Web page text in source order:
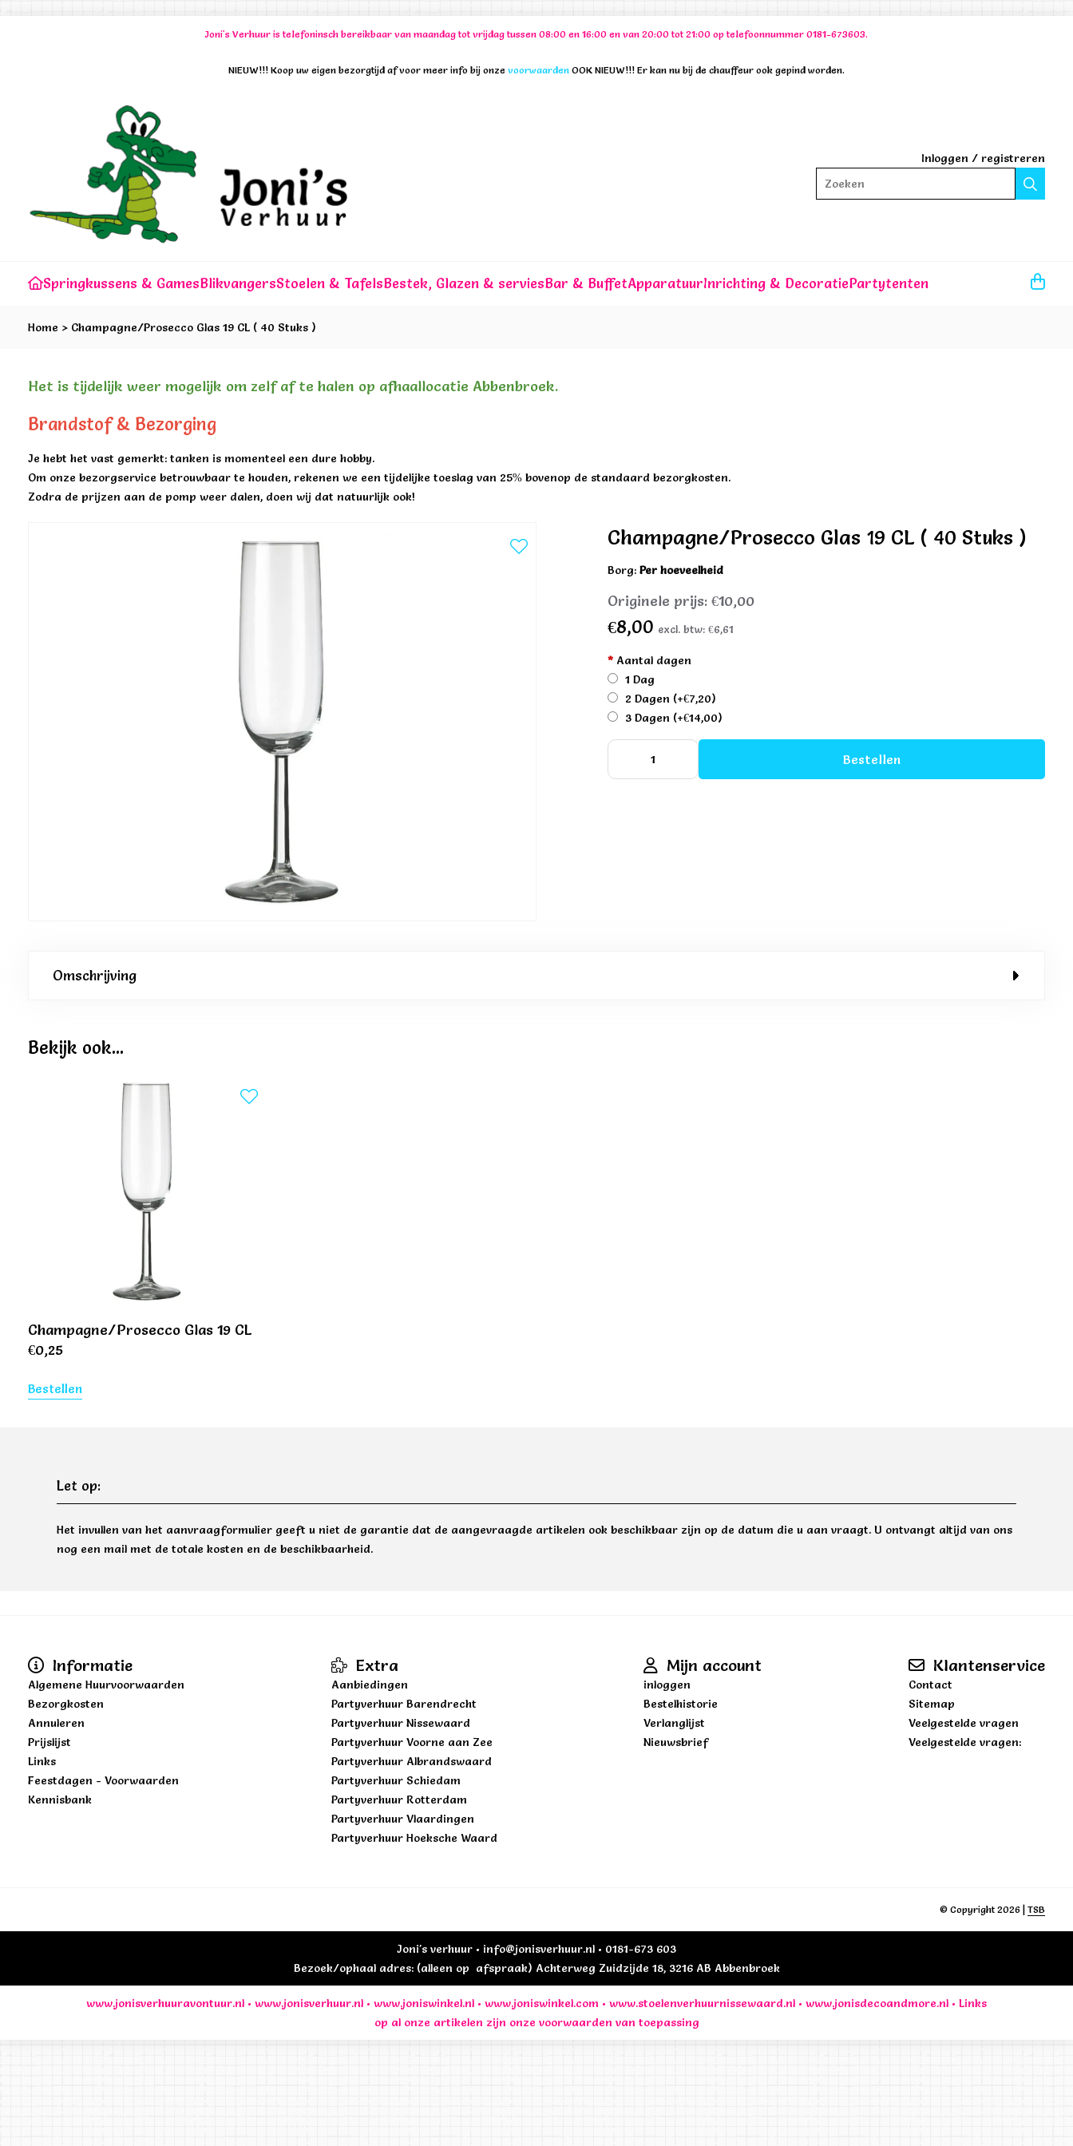
Joni's Verhuur is telefoninsch bereikbaar van maandag tot vrijdag tussen 08:00 en 16:00 en van 20:00 tot 21:00 op telefoonnummer 0181-673603.
NIEUW!!! Koop uw eigen bezorgtijd af voor meer info bij onze voorwaarden OOK NIEUW!!! Er kan nu bij de chauffeur ook gepind worden.
Inloggen / registreren
Zoeken
Springkussens & GamesBlikvangersStoelen & TafelsBestek, Glazen & serviesBar & BuffetApparatuurInrichting & DecoratiePartytenten
Home > Champagne/Prosecco Glas 19 CL ( 40 Stuks )
Het is tijdelijk weer mogelijk om zelf af te halen op afhaallocatie Abbenbroek.
Brandstof & Bezorging
Je hebt het vast gemerkt: tanken is momenteel een dure hobby.
Om onze bezorgservice betrouwbaar te houden, rekenen we een tijdelijke toeslag van 25% bovenop de standaard bezorgkosten.
Zodra de prijzen aan de pomp weer dalen, doen wij dat natuurlijk ook!
Champagne/Prosecco Glas 19 CL ( 40 Stuks )
Borg:Per hoeveelheid
Originele prijs:€10,00
€8,00 excl. btw:€6,61
* Aantal dagen
1 Dag
2 Dagen (+€7,20)
3 Dagen (+€14,00)
Bestellen
Omschrijving
Bekijk ook...
Champagne/Prosecco Glas 19 CL
€0,25
Bestellen
Let op:
Het invullen van het aanvraagformulier geeft u niet de garantie dat de aangevraagde artikelen ook beschikbaar zijn op de datum die u aan vraagt. U ontvangt altijd van ons
nog een mail met de totale kosten en de beschikbaarheid.
Informatie
Algemene Huurvoorwaarden
Bezorgkosten
Annuleren
Prijslijst
Links
Feestdagen - Voorwaarden
Kennisbank
Extra
Aanbiedingen
Partyverhuur Barendrecht
Partyverhuur Nissewaard
Partyverhuur Voorne aan Zee
Partyverhuur Albrandswaard
Partyverhuur Schiedam
Partyverhuur Rotterdam
Partyverhuur Vlaardingen
Partyverhuur Hoeksche Waard
Mijn account
inloggen
Bestelhistorie
Verlanglijst
Nieuwsbrief
Klantenservice
Contact
Sitemap
Veelgestelde vragen
Veelgestelde vragen:
© Copyright 2026 | TSB
Joni's verhuur • info@jonisverhuur.nl • 0181-673 603
Bezoek/ophaal adres: (alleen op afspraak) Achterweg Zuidzijde 18, 3216 AB Abbenbroek
www.jonisverhuuravontuur.nl • www.jonisverhuur.nl • www.joniswinkel.nl • www.joniswinkel.com • www.stoelenverhuurnissewaard.nl • www.jonisdecoandmore.nl • Links
op al onze artikelen zijn onze voorwaarden van toepassing